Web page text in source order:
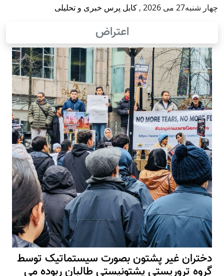
می 2026 ,کابل پرس خبری و تحلیلی
اعتراض
غیر پشتون بصورت سیستماتیک توسط
تروریستی پشتونیستی طالبان ربوده می